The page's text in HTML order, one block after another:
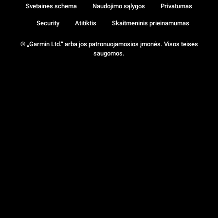
© „Garmin Ltd.“ arba jos patronuojamosios įmonės. Visos teisės
saugomos.
Svetainės schema Naudojimo sąlygos Privatumas
Security Atitiktis Skaitmeninis prieinamumas